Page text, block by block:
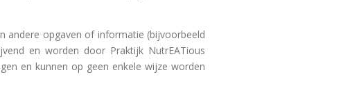
andere opgaven of informatie (bijvoorbeeld
en worden door Praktijk NutrEATious
en kunnen op geen enkele wijze worden